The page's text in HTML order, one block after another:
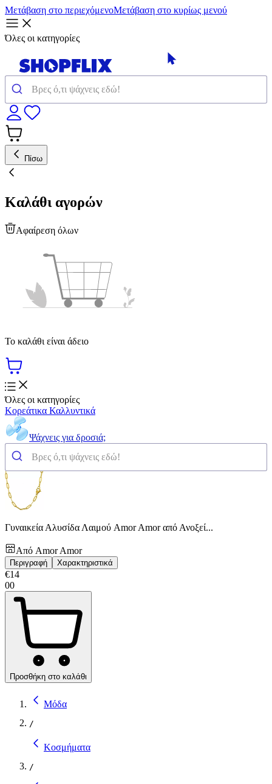
Μετάβαση στο περιεχόμενοΜετάβαση στο κυρίως μενού
Όλες οι κατηγορίες
Πίσω
Καλάθι αγορών
Αφαίρεση όλων
Το καλάθι είναι άδειο
Όλες οι κατηγορίες
Κορεάτικα Καλλυντικά
Ψάχνεις για δροσιά;
Γυναικεία Αλυσίδα Λαιμού Amor Amor από Ανοξεί...
Από Amor Amor
Περιγραφή Χαρακτηριστικά
€14
00
Προσθήκη στο καλάθι
Μόδα
/
Κοσμήματα
/